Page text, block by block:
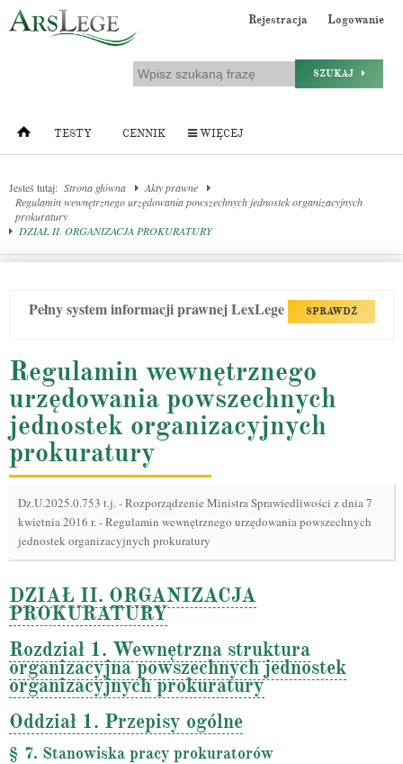
Rejestracja Logowanie
SZUKAJ
TESTY CENNIK WIĘCEJ
Jesteś tutaj: Strona główna
Akty prawne
Regulamin wewnętrznego urzędowania powszechnych jednostek organizacyjnych
prokuratury
DZIAŁ II. ORGANIZACJA PROKURATURY
Pełny system informacji prawnej LexLege SPRAWDŹ
Regulamin wewnętrznego
urzędowania powszechnych
jednostek organizacyjnych
prokuratury
Dz.U.2025.0.753 t.j.-Rozporządzenie Ministra Sprawiedliwości z dnia 7
kwietnia 2016 r. - Regulamin wewnętrznego urzędowania powszechnych
jednostek organizacyjnych prokuratury
DZIAŁ II. ORGANIZACJA
PROKURATURY
Rozdział 1. Wewnętrzna struktura
organizacyjna powszechnych jednostek
organizacyjnych prokuratury
Oddział 1. Przepisy ogólne
§ 7. Stanowiska pracy prokuratorów